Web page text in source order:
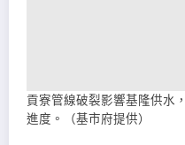
貢寮管線破裂影響基隆供水
進度。（基市府提供）